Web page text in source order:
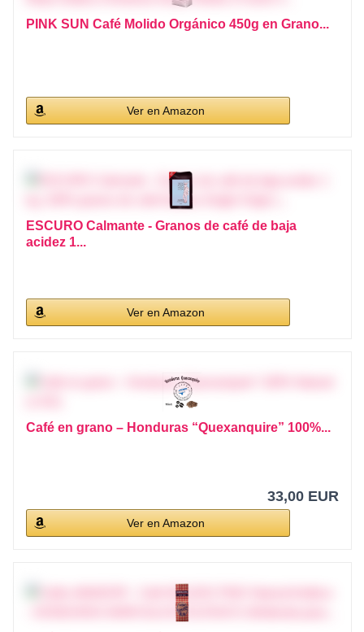
PINK SUN Café Molido Orgánico 450g en Grano...
Ver en Amazon
ESCURO Calmante - Granos de café de baja
acidez 1...
Ver en Amazon
Café en grano – Honduras “Quexanquire” 100%...
33,00 EUR
Ver en Amazon